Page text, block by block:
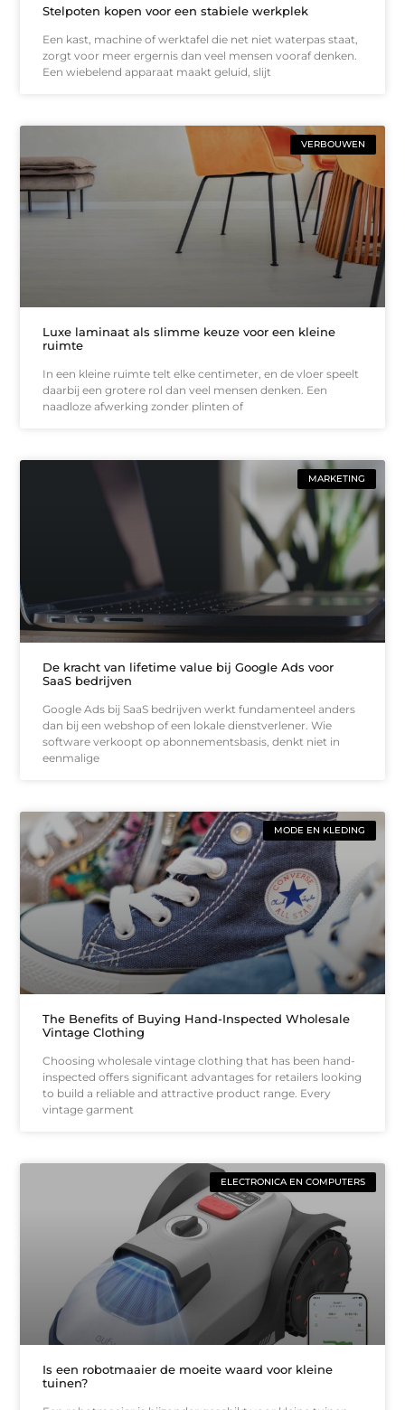
Stelpoten kopen voor een stabiele werkplek
Een kast, machine of werktafel die net niet waterpas staat,
zorgt voor meer ergernis dan veel mensen vooraf denken.
Een wiebelend apparaat maakt geluid, slijt
VERBOUWEN
Luxe laminaat als slimme keuze voor een kleine
ruimte
In een kleine ruimte telt elke centimeter, en de vloer speelt
daarbij een grotere rol dan veel mensen denken. Een
naadloze afwerking zonder plinten of
MARKETING
De kracht van lifetime value bij Google Ads voor
SaaS bedrijven
Google Ads bij SaaS bedrijven werkt fundamenteel anders
dan bij een webshop of een lokale dienstverlener. Wie
software verkoopt op abonnementsbasis, denkt niet in
eenmalige
MODE EN KLEDING
The Benefits of Buying Hand-Inspected Wholesale
Vintage Clothing
Choosing wholesale vintage clothing that has been hand-
inspected offers significant advantages for retailers looking
to build a reliable and attractive product range. Every
vintage garment
ELECTRONICA EN COMPUTERS
Is een robotmaaier de moeite waard voor kleine
tuinen?